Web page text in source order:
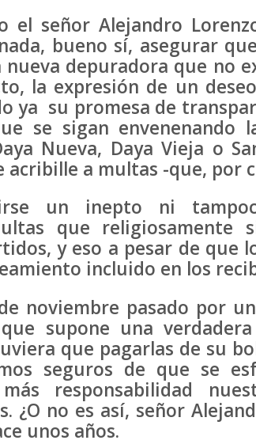
el señor Alejandro
bueno sí, asegurar
depuradora que no
la expresión de un
ya su promesa de
se sigan envenenando
Nueva, Daya Vieja o
acribille a multas -que, por
un inepto ni
que religiosamente
y eso a pesar de que
incluido en los
noviembre pasado por
que supone una
que pagarlas de su
seguros de que se
responsabilidad
¿O no es así, señor
unos años.